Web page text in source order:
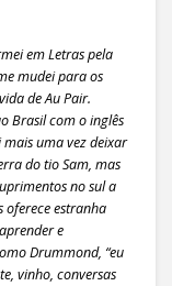
em Letras pela
mudei para os
de Au Pair.
Brasil com o inglês
uma vez deixar
do tio Sam, mas
no sul a
oferece estranha
e
Drummond, “eu
vinho, conversas